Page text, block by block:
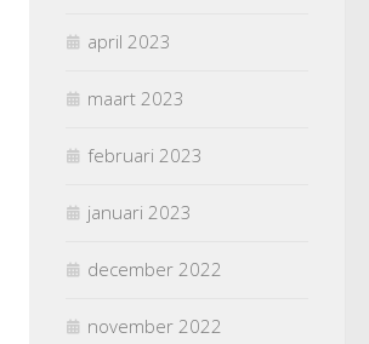
april 2023
maart 2023
februari 2023
januari 2023
december 2022
november 2022